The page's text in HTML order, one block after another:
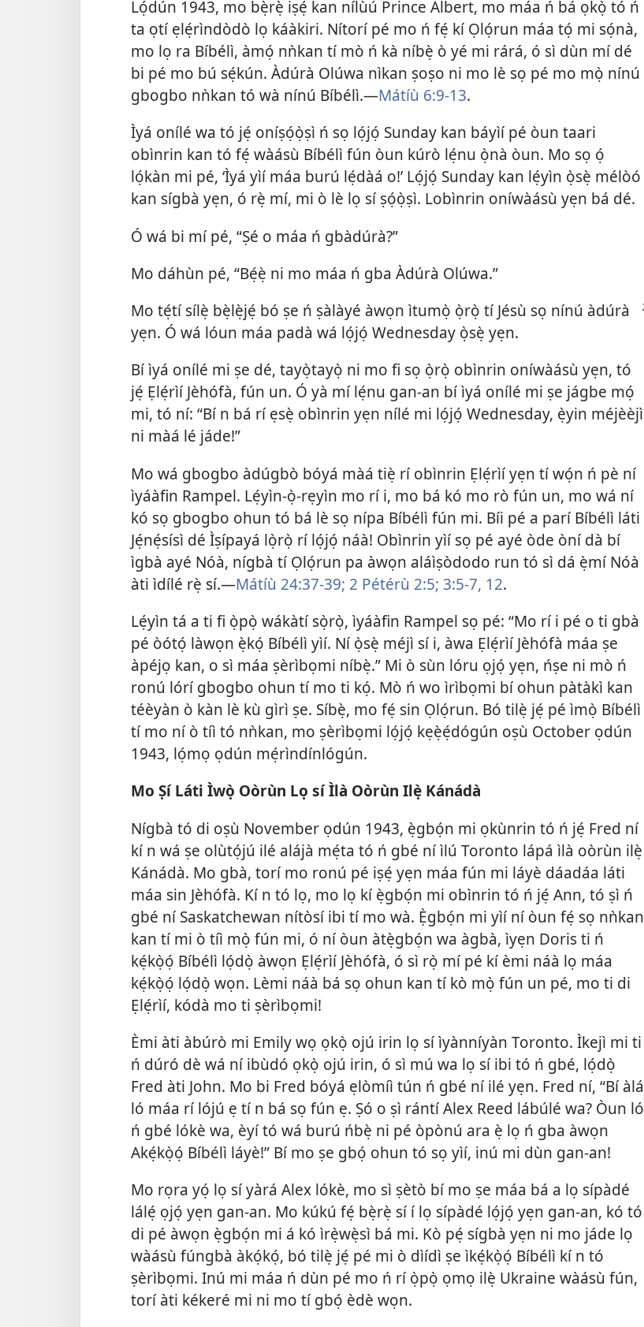
Lọ́dún 1943, mo bẹ̀rẹ̀ iṣẹ́ kan nílùú Prince Albert, mo máa ń bá ọkọ̀ tó ń
ta ọtí ẹlẹ́rìndòdò lọ káàkiri. Nítorí pé mo ń fẹ́ kí Ọlọ́run máa tọ́ mi sọ́nà,
mo lọ ra Bíbélì, àmọ́ nǹkan tí mò ń kà níbẹ̀ ò yé mi rárá, ó sì dùn mí dé
bi pé mo bú sẹ́kún. Àdúrà Olúwa nìkan ṣoṣo ni mo lè sọ pé mo mọ̀ nínú
gbogbo nǹkan tó wà nínú Bíbélì.—Mátíù 6:9-13.
Ìyá onílé wa tó jẹ́ oníṣọ́ọ̀ṣì ń sọ lọ́jọ́ Sunday kan báyìí pé òun taari
obìnrin kan tó fẹ́ wàásù Bíbélì fún òun kúrò lẹ́nu ọ̀nà òun. Mo sọ ọ́
lọ́kàn mi pé, ‘Ìyá yìí máa burú lẹ́dàá o!’ Lọ́jọ́ Sunday kan lẹ́yìn ọ̀sẹ̀ mélòó
kan sígbà yẹn, ó rẹ̀ mí, mi ò lè lọ sí ṣọ́ọ̀ṣì. Lobìnrin oníwàásù yẹn bá dé.
Ó wá bi mí pé, “Ṣé o máa ń gbàdúrà?”
Mo dáhùn pé, “Bẹ́ẹ̀ ni mo máa ń gba Àdúrà Olúwa.”
Mo tẹ́tí sílẹ̀ bẹ̀lẹ̀jẹ́ bó ṣe ń ṣàlàyé àwọn ìtumọ̀ ọ̀rọ̀ tí Jésù sọ nínú àdúrà
yẹn. Ó wá lóun máa padà wá lọ́jọ́ Wednesday ọ̀sẹ̀ yẹn.
Bí ìyá onílé mi ṣe dé, tayọ̀tayọ̀ ni mo fi sọ ọ̀rọ̀ obìnrin oníwàásù yẹn, tó
jẹ́ Ẹlẹ́rìí Jèhófà, fún un. Ó yà mí lẹ́nu gan-an bí ìyá onílé mi ṣe jágbe mọ́
mi, tó ní: “Bí n bá rí ẹsẹ̀ obìnrin yẹn nílé mi lọ́jọ́ Wednesday, ẹ̀yin méjèèjì
ni màá lé jáde!”
Mo wá gbogbo àdúgbò bóyá màá tiẹ̀ rí obìnrin Ẹlẹ́rìí yẹn tí wọ́n ń pè ní
ìyáàfin Rampel. Lẹ́yìn-ọ̀-rẹyìn mo rí i, mo bá kó mo rò fún un, mo wá ní
kó sọ gbogbo ohun tó bá lè sọ nípa Bíbélì fún mi. Bíi pé a parí Bíbélì láti
Jẹ́nẹ́sísì dé Ìṣípayá lọ̀rọ̀ rí lọ́jọ́ náà! Obìnrin yìí sọ pé ayé òde òní dà bí
ìgbà ayé Nóà, nígbà tí Ọlọ́run pa àwọn aláìṣòdodo run tó sì dá ẹ̀mí Nóà
àti ìdílé rẹ̀ sí.—Mátíù 24:37-39; 2 Pétérù 2:5; 3:5-7, 12.
Lẹ́yìn tá a ti fi ọ̀pọ̀ wákàtí sọ̀rọ̀, ìyáàfin Rampel sọ pé: “Mo rí i pé o ti gbà
pé òótọ́ làwọn ẹ̀kọ́ Bíbélì yìí. Ní ọ̀sẹ̀ méjì sí i, àwa Ẹlẹ́rìí Jèhófà máa ṣe
àpéjọ kan, o sì máa ṣèrìbọmi níbẹ̀.” Mi ò sùn lóru ọjọ́ yẹn, ńṣe ni mò ń
ronú lórí gbogbo ohun tí mo ti kọ́. Mò ń wo ìrìbọmi bí ohun pàtàkì kan
téèyàn ò kàn lè kù gìrì ṣe. Síbẹ̀, mo fẹ́ sin Ọlọ́run. Bó tilẹ̀ jẹ́ pé ìmọ̀ Bíbélì
tí mo ní ò tíì tó nǹkan, mo ṣèrìbọmi lọ́jọ́ kẹẹ̀ẹ́dógún oṣù October ọdún
1943, lọ́mọ ọdún mẹ́rìndínlógún.
Mo Ṣí Láti Ìwọ̀ Oòrùn Lọ sí Ìlà Oòrùn Ilẹ̀ Kánádà
Nígbà tó di oṣù November ọdún 1943, ẹ̀gbọ́n mi ọkùnrin tó ń jẹ́ Fred ní
kí n wá ṣe olùtọ́jú ilé alájà mẹ́ta tó ń gbé ní ìlú Toronto lápá ìlà oòrùn ilẹ̀
Kánádà. Mo gbà, torí mo ronú pé iṣẹ́ yẹn máa fún mi láyè dáadáa láti
máa sin Jèhófà. Kí n tó lọ, mo lọ kí ẹ̀gbọ́n mi obìnrin tó ń jẹ́ Ann, tó ṣì ń
gbé ní Saskatchewan nítòsí ibi tí mo wà. Ẹ̀gbọ́n mi yìí ní òun fẹ́ sọ nǹkan
kan tí mi ò tíì mọ̀ fún mi, ó ní òun àtẹ̀gbọ́n wa àgbà, ìyẹn Doris ti ń
kẹ́kọ̀ọ́ Bíbélì lọ́dọ̀ àwọn Ẹlẹ́rìí Jèhófà, ó sì rọ̀ mí pé kí èmi náà lọ máa
kẹ́kọ̀ọ́ lọ́dọ̀ wọn. Lèmi náà bá sọ ohun kan tí kò mọ̀ fún un pé, mo ti di
Ẹlẹ́rìí, kódà mo ti ṣèrìbọmi!
Èmi àti àbúrò mi Emily wọ ọkọ̀ ojú irin lọ sí ìyànníyàn Toronto. Ìkejì mi ti
ń dúró dè wá ní ibùdó ọkọ̀ ojú irin, ó sì mú wa lọ sí ibi tó ń gbé, lọ́dọ̀
Fred àti John. Mo bi Fred bóyá ẹlòmíì tún ń gbé ní ilé yẹn. Fred ní, “Bí àlá
ló máa rí lójú ẹ tí n bá sọ fún ẹ. Ṣó o ṣì rántí Alex Reed lábúlé wa? Òun ló
ń gbé lókè wa, èyí tó wá burú ńbẹ̀ ni pé òpònú ara ẹ̀ lọ ń gba àwọn
Akẹ́kọ̀ọ́ Bíbélì láyè!” Bí mo ṣe gbọ́ ohun tó sọ yìí, inú mi dùn gan-an!
Mo rọra yọ́ lọ sí yàrá Alex lókè, mo sì ṣètò bí mo ṣe máa bá a lọ sípàdé
lálẹ́ ọjọ́ yẹn gan-an. Mo kúkú fẹ́ bẹ̀rẹ̀ sí í lọ sípàdé lọ́jọ́ yẹn gan-an, kó tó
di pé àwọn ẹ̀gbọ́n mi á kó ìrẹ̀wẹ̀sì bá mi. Kò pẹ́ sígbà yẹn ni mo jáde lọ
wàásù fúngbà àkọ́kọ́, bó tilẹ̀ jẹ́ pé mi ò dìídì ṣe ìkẹ́kọ̀ọ́ Bíbélì kí n tó
ṣèrìbọmi. Inú mi máa ń dùn pé mo ń rí ọ̀pọ̀ ọmọ ilẹ̀ Ukraine wàásù fún,
torí àti kékeré mi ni mo tí gbọ́ èdè wọn.